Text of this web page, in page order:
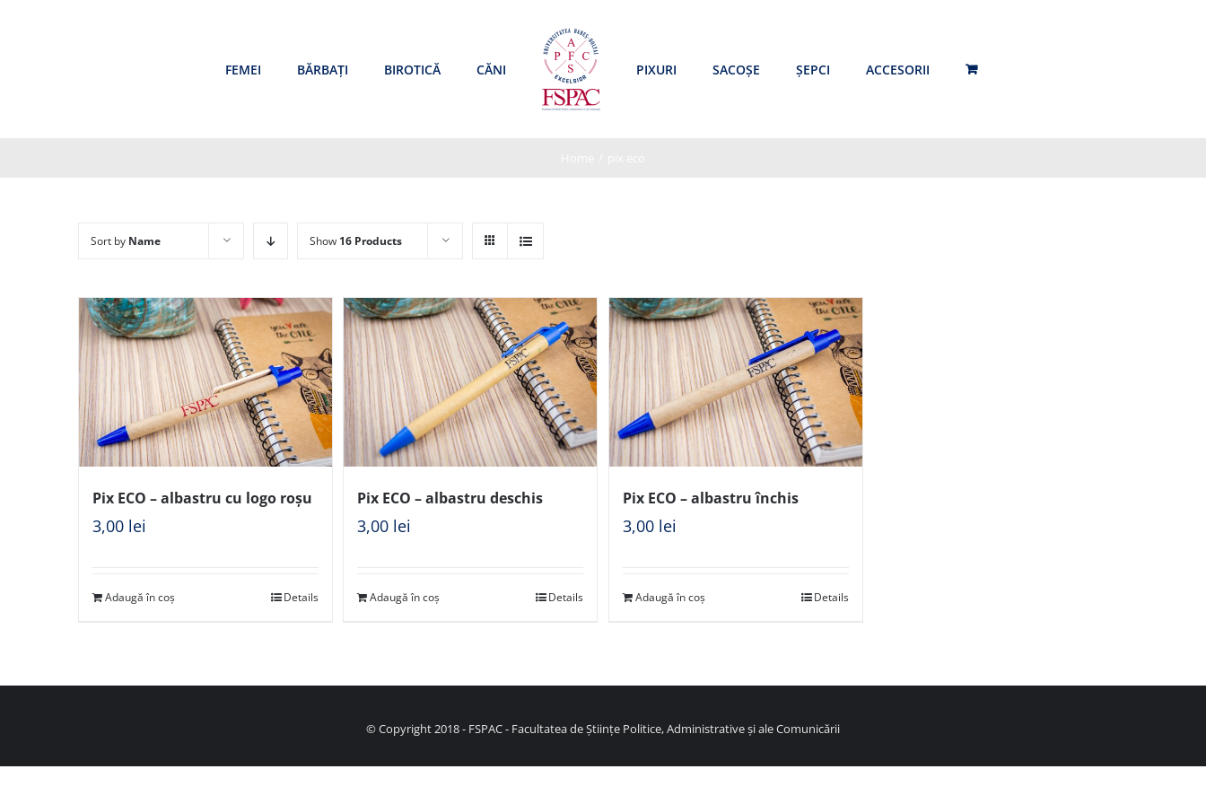
FEMEI BĂRBAȚI BIROTICĂ CĂNI PIXURI SACOȘE ȘEPCI ACCESORII
Sort by Name Show 16 Products
Pix ECO – albastru cu logo roșu
3,00 lei
Adaugă în coș Details
Pix ECO – albastru deschis
3,00 lei
Adaugă în coș Details
Pix ECO – albastru închis
3,00 lei
Adaugă în coș Details
© Copyright 2018 - FSPAC - Facultatea de Științe Politice, Administrative și ale Comunicării